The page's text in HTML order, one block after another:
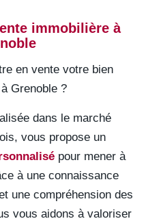
immobilière à
en vente votre bien
Grenoble ?
dans le marché
vous propose un
pour mener à
à une connaissance
une compréhension des
vous aidons à valoriser